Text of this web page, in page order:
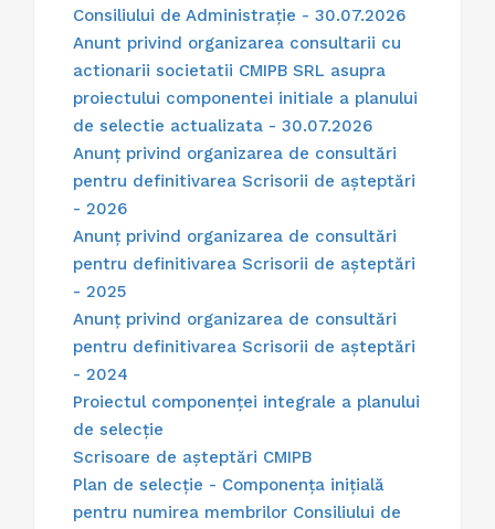
Consiliului de Administrație - 30.07.2026
Anunt privind organizarea consultarii cu
actionarii societatii CMIPB SRL asupra
proiectului componentei initiale a planului
de selectie actualizata - 30.07.2026
Anunț privind organizarea de consultări
pentru definitivarea Scrisorii de așteptări
- 2026
Anunț privind organizarea de consultări
pentru definitivarea Scrisorii de așteptări
- 2025
Anunț privind organizarea de consultări
pentru definitivarea Scrisorii de așteptări
- 2024
Proiectul componenței integrale a planului
de selecție
Scrisoare de așteptări CMIPB
Plan de selecție - Componența inițială
pentru numirea membrilor Consiliului de